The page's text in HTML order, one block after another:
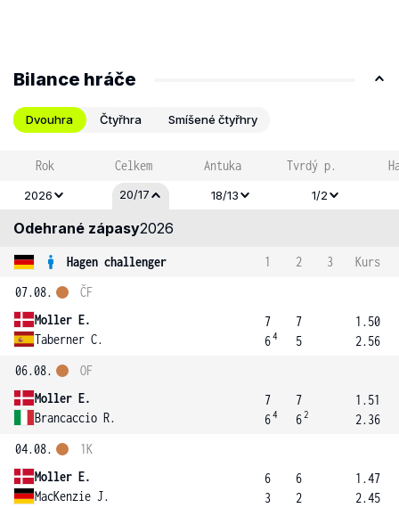
Bilance hráče
Dvouhra Čtyřhra Smíšené čtyřhry
Rok Celkem Antuka Tvrdý p.
2026 20/17 18/13 1/2
Odehrané zápasy2026
Hagen challenger 1 2 3
Kurs
07.08.
Moller E.
Taberner C.
ČF
7
64
7
5
1.50
2.56
06.08.
Moller E.
Brancaccio R.
OF
7
64
7
62
1.51
2.36
04.08.
Moller E.
MacKenzie J.
1K
6
3
6
2
1.47
2.45